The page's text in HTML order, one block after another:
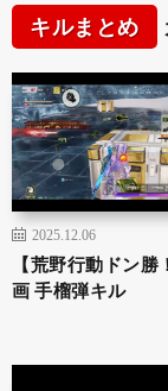
キルまとめ
2025.12.06
【荒野行動ドン勝
画 手榴弾キル